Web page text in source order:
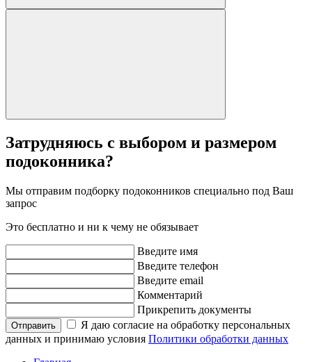
Затрудняюсь с выбором и размером
подоконника?
Мы отправим подборку подоконников специально под Ваш
запроc
Это бесплатно и ни к чему не обязывает
Введите имя
Введите телефон
Введите email
Комментарий
Прикрепить документы
Отправить
Я даю согласие на обработку персональных
данных и принимаю условия Политики обработки данных